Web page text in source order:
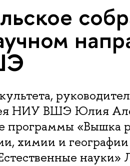
НИУ ВШЭ Юлия
программы «Вышка
химии и
науки»